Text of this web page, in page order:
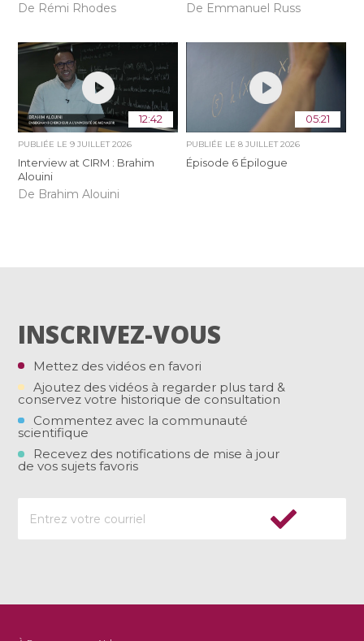
De Rémi Rhodes De Emmanuel Russ
12:42
PUBLIÉE LE9 JUILLET 2026
Interview at CIRM : Brahim
Alouini
De Brahim Alouini
05:21
PUBLIÉE LE 8 JUILLET 2026
Épisode 6 Épilogue
INSCRIVEZ-VOUS
Mettez des vidéos en favori
Ajoutez des vidéos à regarder plus tard &
conservez votre historique de consultation
Commentez avec la communauté
scientifique
Recevez des notifications de mise à jour
de vos sujets favoris